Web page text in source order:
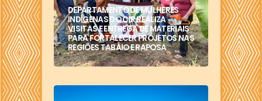
DEPARTAMENTO DE MULHERES
INDÍGENAS DO CIR REALIZA
VISITAS E ENTREGA DE MATERIAIS
PARA FORTALECER PROJETOS NAS
REGIÕES TABAIO E RAPOSA